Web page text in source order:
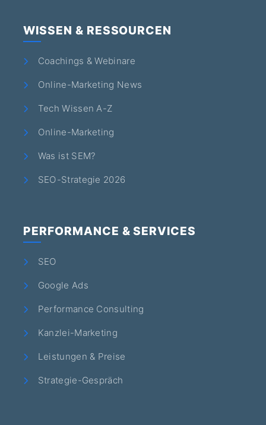
WISSEN & RESSOURCEN
Coachings & Webinare
Online-Marketing News
Tech Wissen A-Z
Online-Marketing
Was ist SEM?
SEO-Strategie 2026
PERFORMANCE & SERVICES
SEO
Google Ads
Performance Consulting
Kanzlei-Marketing
Leistungen & Preise
Strategie-Gespräch